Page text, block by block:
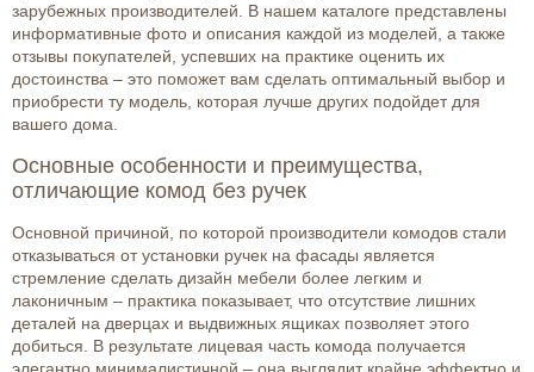
зарубежных производителей. В нашем каталоге представлены
информативные фото и описания каждой из моделей, а также
отзывы покупателей, успевших на практике оценить их
достоинства – это поможет вам сделать оптимальный выбор и
приобрести ту модель, которая лучше других подойдет для
вашего дома.
Основные особенности и преимущества,
отличающие комод без ручек
Основной причиной, по которой производители комодов стали
отказываться от установки ручек на фасады является
стремление сделать дизайн мебели более легким и
лаконичным – практика показывает, что отсутствие лишних
деталей на дверцах и выдвижных ящиках позволяет этого
добиться. В результате лицевая часть комода получается